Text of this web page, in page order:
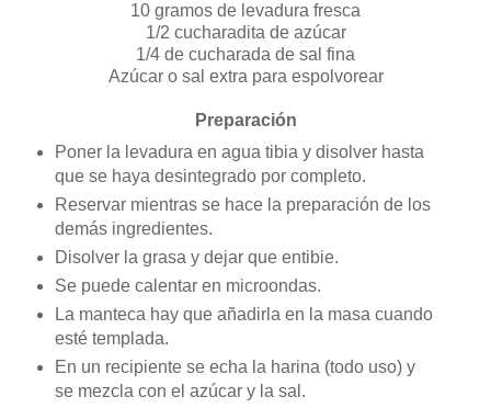
10 gramos de levadura fresca
1/2 cucharadita de azúcar
1/4 de cucharada de sal fina
Azúcar o sal extra para espolvorear
Preparación
Poner la levadura en agua tibia y disolver hasta
que se haya desintegrado por completo.
Reservar mientras se hace la preparación de los
demás ingredientes.
Disolver la grasa y dejar que entibie.
Se puede calentar en microondas.
La manteca hay que añadirla en la masa cuando
esté templada.
En un recipiente se echa la harina (todo uso) y
se mezcla con el azúcar y la sal.